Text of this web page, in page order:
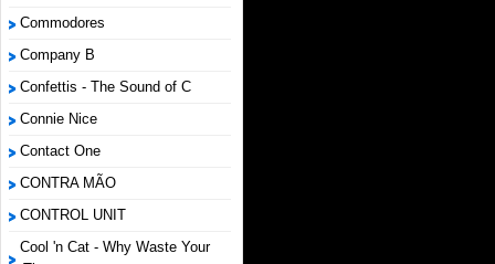
Commodores
Company B
Confettis - The Sound of C
Connie Nice
Contact One
CONTRA MÃO
CONTROL UNIT
Cool 'n Cat - Why Waste Your